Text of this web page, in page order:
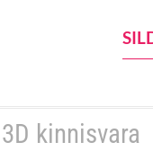
3D kinnisvara